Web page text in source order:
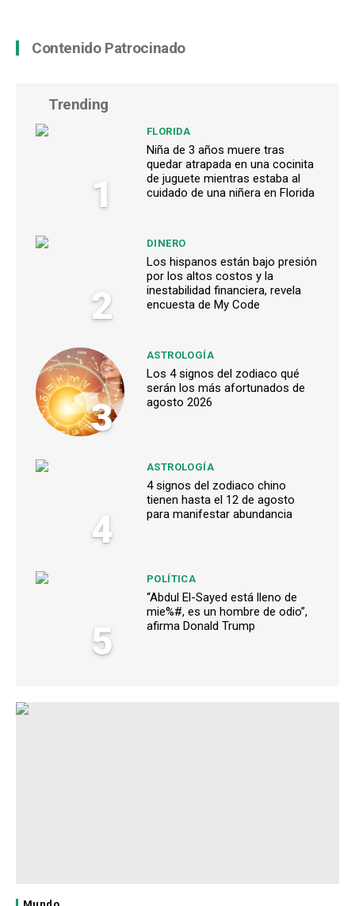
Contenido Patrocinado
Trending
1
FLORIDA
Niña de 3 años muere tras
quedar atrapada en una cocinita
de juguete mientras estaba al
cuidado de una niñera en Florida
2
DINERO
Los hispanos están bajo presión
por los altos costos y la
inestabilidad financiera, revela
encuesta de My Code
3
ASTROLOGÍA
Los 4 signos del zodiaco qué
serán los más afortunados de
agosto 2026
4
ASTROLOGÍA
4 signos del zodiaco chino
tienen hasta el 12 de agosto
para manifestar abundancia
5
POLÍTICA
“Abdul El-Sayed está lleno de
mie%#, es un hombre de odio”,
afirma Donald Trump